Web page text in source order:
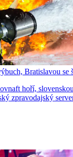
Bratislavou se
hoří,
zpravodajský